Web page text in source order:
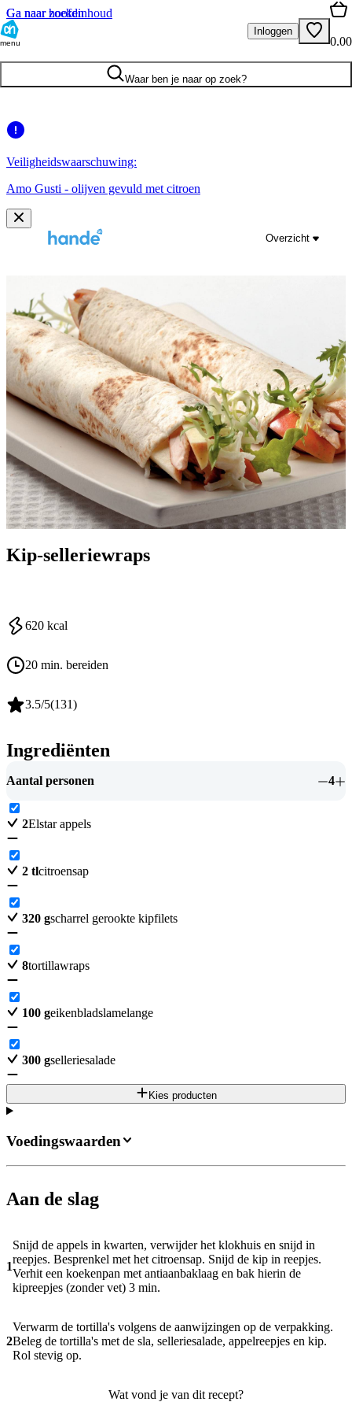
Ga naar hoofdinhoud
Ga naar zoeken
menu
Inloggen
0.00
Waar ben je naar op zoek?
Veiligheidswaarschuwing:
Amo Gusti - olijven gevuld met citroen
Overzicht
Kip-selleriewraps
620 kcal
20 min. bereiden
3.5/5(131)
Ingrediënten
Aantal personen 4
2Elstar appels
2 tlcitroensap
320 gscharrel gerookte kipfilets
8tortillawraps
100 geikenbladslamelange
300 gselleriesalade
Kies producten
Aan de slag
1
Snijd de appels in kwarten, verwijder het klokhuis en snijd in
reepjes. Besprenkel met het citroensap. Snijd de kip in reepjes.
Verhit een koekenpan met antiaanbaklaag en bak hierin de
kipreepjes (zonder vet) 3 min.
2
Verwarm de tortilla's volgens de aanwijzingen op de verpakking.
Beleg de tortilla's met de sla, selleriesalade, appelreepjes en kip.
Rol stevig op.
Wat vond je van dit recept?
Voedingswaarden